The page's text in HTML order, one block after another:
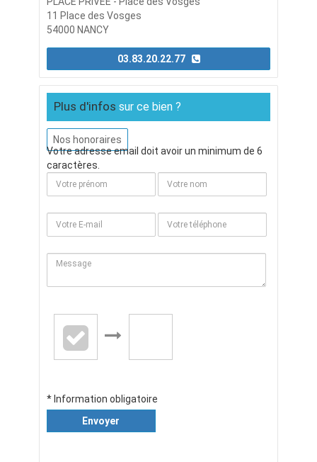
11 Place des Vosges
54000 NANCY
Plus d'infos sur ce bien ?
Nos honoraires
Votre adresse email doit avoir un minimum de 6
caractères.
* Information obligatoire
Envoyer